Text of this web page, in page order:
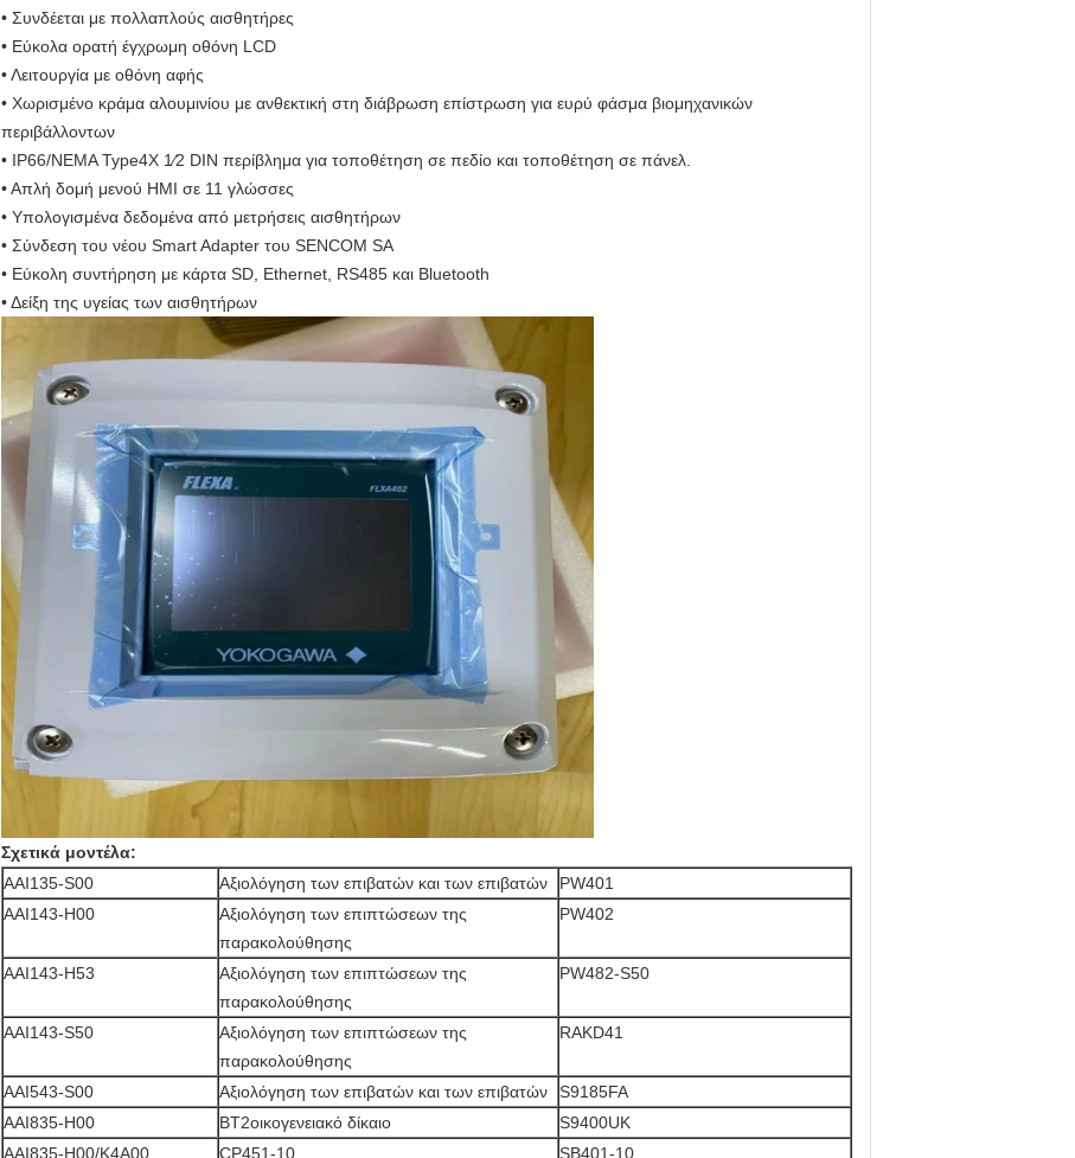
• Συνδέεται με πολλαπλούς αισθητήρες
• Εύκολα ορατή έγχρωμη οθόνη LCD
• Λειτουργία με οθόνη αφής
• Χωρισμένο κράμα αλουμινίου με ανθεκτική στη διάβρωση επίστρωση για ευρύ φάσμα βιομηχανικών
περιβάλλοντων
• IP66/NEMA Type4X 1⁄2 DIN περίβλημα για τοποθέτηση σε πεδίο και τοποθέτηση σε πάνελ.
• Απλή δομή μενού HMI σε 11 γλώσσες
• Υπολογισμένα δεδομένα από μετρήσεις αισθητήρων
• Σύνδεση του νέου Smart Adapter του SENCOM SA
• Εύκολη συντήρηση με κάρτα SD, Ethernet, RS485 και Bluetooth
• Δείξη της υγείας των αισθητήρων
Σχετικά μοντέλα:
ΑΑΙ135-S00
Αξιολόγηση των επιβατών και των επιβατών
PW401
ΑΑΙ143-H00
Αξιολόγηση των επιπτώσεων της
παρακολούθησης
PW402
ΑΑΙ143-Η53
Αξιολόγηση των επιπτώσεων της
παρακολούθησης
PW482-S50
ΑΑΙ143-S50
Αξιολόγηση των επιπτώσεων της
παρακολούθησης
RAKD41
ΑΑΙ543-S00 Αξιολόγηση των επιβατών και των επιβατών
S9185FA
ΑΑΙ835-H00
BT2οικογενειακό δίκαιο
S9400UK
ΑΑΙ835-H00/K4A00
CP451-10
SB401-10